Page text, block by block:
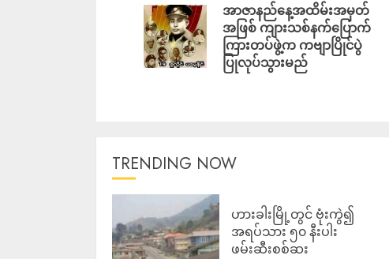
အာဇာနည်နေ့အထိမ်းအမှတ်
အဖြစ် ကျားသစ်နက်ပြောက်
ကြားတပ်ဖွဲ့က ကဗျာပြိုင်ပွဲ
ပြုလုပ်သွားမည်
TRENDING NOW
ဟားခါးမြို့တွင် ဗုံးကွဲ၍
အရပ်သား ၅၀ နီးပါး
ဖမ်းဆီးစစ်ဆး